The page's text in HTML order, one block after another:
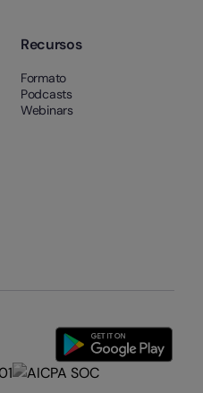
Recursos
Formato
Podcasts
Webinars